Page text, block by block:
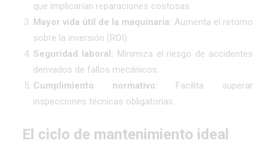
que implicarían reparaciones costosas.
Mayor vida útil de la maquinaria: Aumenta el retorno
sobre la inversión (ROI).
Seguridad laboral: Minimiza el riesgo de accidentes
derivados de fallos mecánicos.
Cumplimiento normativo: Facilita superar
inspecciones técnicas obligatorias.
El ciclo de mantenimiento ideal